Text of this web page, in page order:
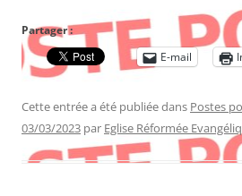
Partager :
E-mail
Cette entrée a été publiée dans Postes
03/03/2023 par Eglise Réformée